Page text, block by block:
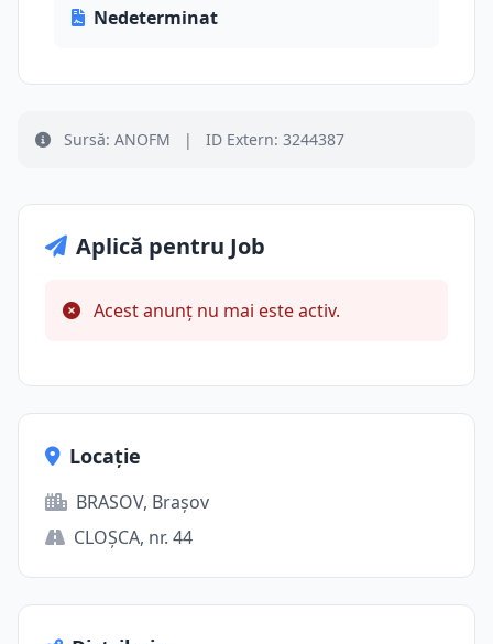
Nedeterminat
Sursă: ANOFM | ID Extern: 3244387
Aplică pentru Job
Acest anunț nu mai este activ.
Locație
BRASOV, Brașov
CLOŞCA, nr. 44